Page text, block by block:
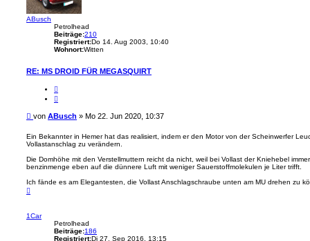
ABusch
Petrolhead
Beiträge:210
Registriert:Do 14. Aug 2003, 10:40
Wohnort:Witten
RE: MS DROID FÜR MEGASQUIRT
i
t
t
B
i
t
a
von ABusch » Mo 22. Jun 2020, 10:37
Ein Bekannter in Hemer hat das realisiert, indem er den Motor von der Scheinwerfer
Vollastanschlag zu verändern.
Die Domhöhe mit den Verstellmuttern reicht da nicht, weil bei Vollast der Kniehebel
benzinmenge eben auf die dünnere Luft mit weniger Sauerstoffmolekulen je Liter trifft.
Ich fände es am Elegantesten, die Vollast Anschlagschraube unten am MU drehen zu
a
o
1Car
Petrolhead
Beiträge:186
Registriert:Di 27. Sep 2016, 13:15